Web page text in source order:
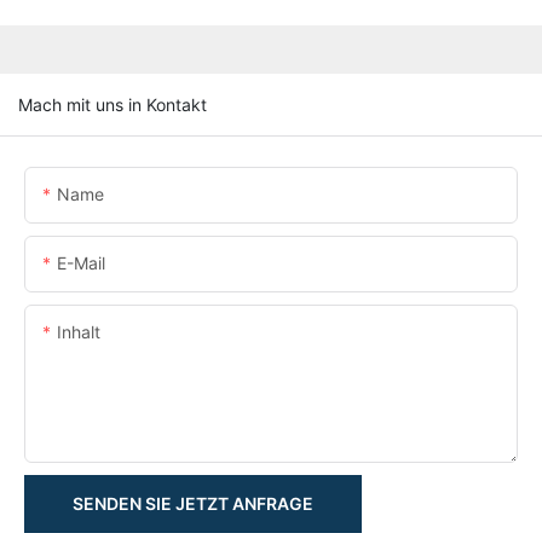
Mach mit uns in Kontakt
Name
E-Mail
Inhalt
SENDEN SIE JETZT ANFRAGE